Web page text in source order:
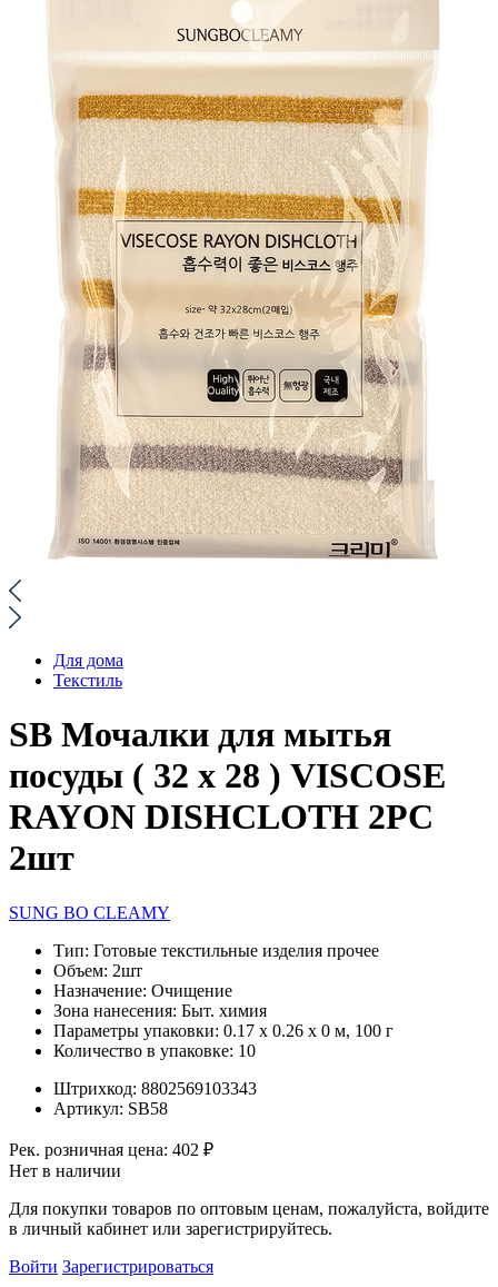
Для дома
Текстиль
SB Мочалки для мытья
посуды ( 32 х 28 ) VISCOSE
RAYON DISHCLOTH 2PC
2шт
SUNG BO CLEAMY
Тип: Готовые текстильные изделия прочее
Объем: 2шт
Назначение: Очищение
Зона нанесения: Быт. химия
Параметры упаковки: 0.17 x 0.26 x 0 м, 100 г
Количество в упаковке: 10
Штрихкод: 8802569103343
Артикул: SB58
Рек. розничная цена: 402 ₽
Нет в наличии
Для покупки товаров по оптовым ценам, пожалуйста, войдите
в личный кабинет или зарегистрируйтесь.
Войти Зарегистрироваться